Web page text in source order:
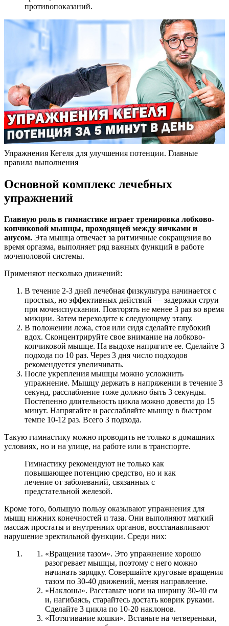
противопоказаний.
Упражнения Кегеля для улучшения потенции. Главные
правила выполнения
Основной комплекс лечебных
упражнений
Главную роль в гимнастике играет тренировка лобково-
копчиковой мышцы, проходящей между яичками и
анусом. Эта мышца отвечает за ритмичные сокращения во
время оргазма, выполняет ряд важных функций в работе
мочеполовой системы.
Применяют несколько движений:
В течение 2-3 дней лечебная физкультура начинается с
простых, но эффективных действий — задержки струи
при мочеиспускании. Повторять не менее 3 раз во время
микции. Затем переходите к следующему этапу.
В положении лежа, стоя или сидя сделайте глубокий
вдох. Сконцентрируйте свое внимание на лобково-
копчиковой мышце. На выдохе напрягите ее. Сделайте 3
подхода по 10 раз. Через 3 дня число подходов
рекомендуется увеличивать.
После укрепления мышцы можно усложнить
упражнение. Мышцу держать в напряжении в течение 3
секунд, расслабление тоже должно быть 3 секунды.
Постепенно длительность цикла можно довести до 15
минут. Напрягайте и расслабляйте мышцу в быстром
темпе 10-12 раз. Всего 3 подхода.
Такую гимнастику можно проводить не только в домашних
условиях, но и на улице, на работе или в транспорте.
Гимнастику рекомендуют не только как
повышающее потенцию средство, но и как
лечение от заболеваний, связанных с
предстательной железой.
Кроме того, большую пользу оказывают упражнения для
мышц нижних конечностей и таза. Они выполняют мягкий
массаж простаты и внутренних органов, восстанавливают
нарушение эректильной функции. Среди них:
«Вращения тазом». Это упражнение хорошо
разогревает мышцы, поэтому с него можно
начинать зарядку. Совершайте круговые вращения
тазом по 30-40 движений, меняя направление.
«Наклоны». Расставьте ноги на ширину 30-40 см
и, нагибаясь, старайтесь достать коврик руками.
Сделайте 3 цикла по 10-20 наклонов.
«Потягивание кошки». Встаньте на четвереньки,